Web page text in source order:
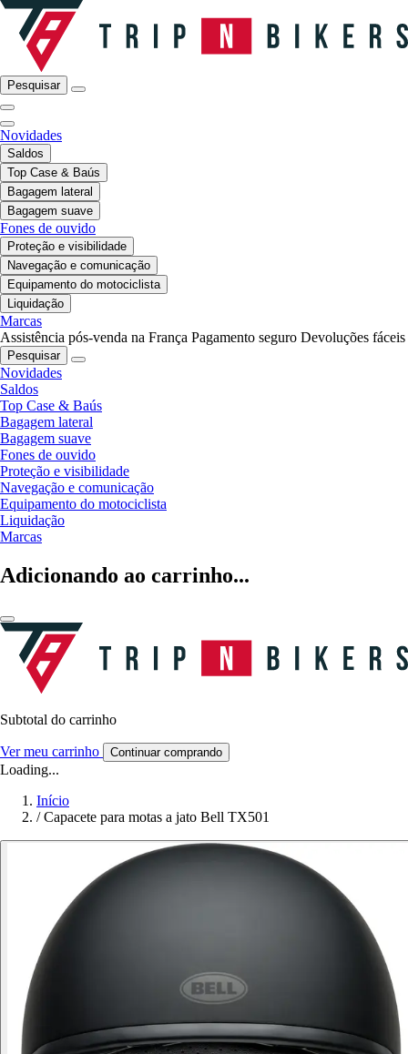
Pesquisar
Novidades
Saldos
Top Case & Baús
Bagagem lateral
Bagagem suave
Fones de ouvido
Proteção e visibilidade
Navegação e comunicação
Equipamento do motociclista
Liquidação
Marcas
Assistência pós-venda na França Pagamento seguro Devoluções fáceis
Pesquisar
Novidades
Saldos
Top Case & Baús
Bagagem lateral
Bagagem suave
Fones de ouvido
Proteção e visibilidade
Navegação e comunicação
Equipamento do motociclista
Liquidação
Marcas
Adicionando ao carrinho...
Subtotal do carrinho
Ver meu carrinho Continuar comprando
Loading...
Início
/ Capacete para motas a jato Bell TX501